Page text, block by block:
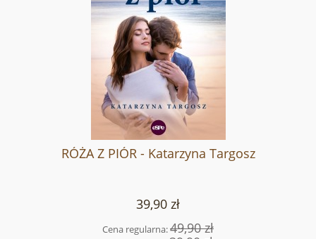
RÓŻA Z PIÓR - Katarzyna Targosz
39,90 zł
Cena regularna:49,90 zł